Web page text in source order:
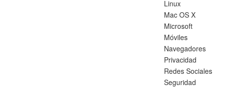
Linux
Mac OS X
Microsoft
Móviles
Navegadores
Privacidad
Redes Sociales
Seguridad